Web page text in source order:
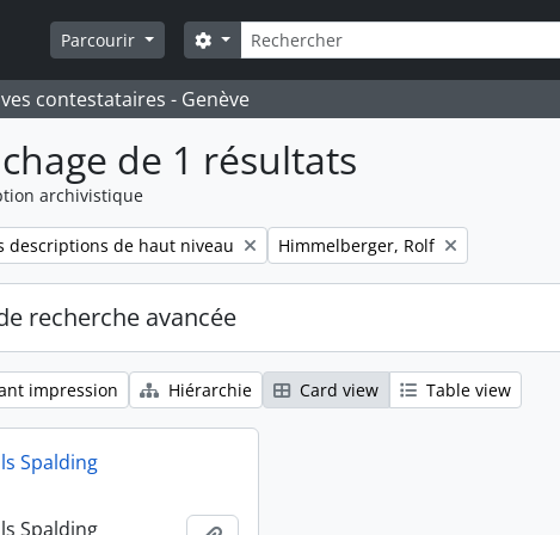
Parcourir Rechercher
Search options
contestataires - Genève
de 1 résultats
archivistique
descriptions de haut niveau Remove filter:
Himmelberger, Rolf
recherche avancée
impression Hiérarchie Card view Table view
Spalding
Spalding